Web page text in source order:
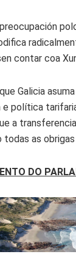
contar coa
Galicia
política
a
as
DO